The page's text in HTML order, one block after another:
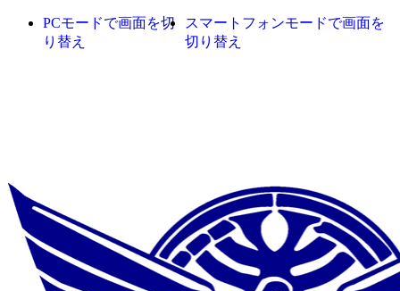
PCモードで画面を切
り替え
スマートフォンモードで画面を
切り替え